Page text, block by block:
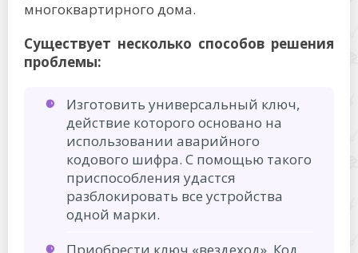
многоквартирного дома.
Существует несколько способов решения
проблемы:
Изготовить универсальный ключ,
действие которого основано на
использовании аварийного
кодового шифра. С помощью такого
приспособления удастся
разблокировать все устройства
одной марки.
Приобрести ключ «вездеход». Код